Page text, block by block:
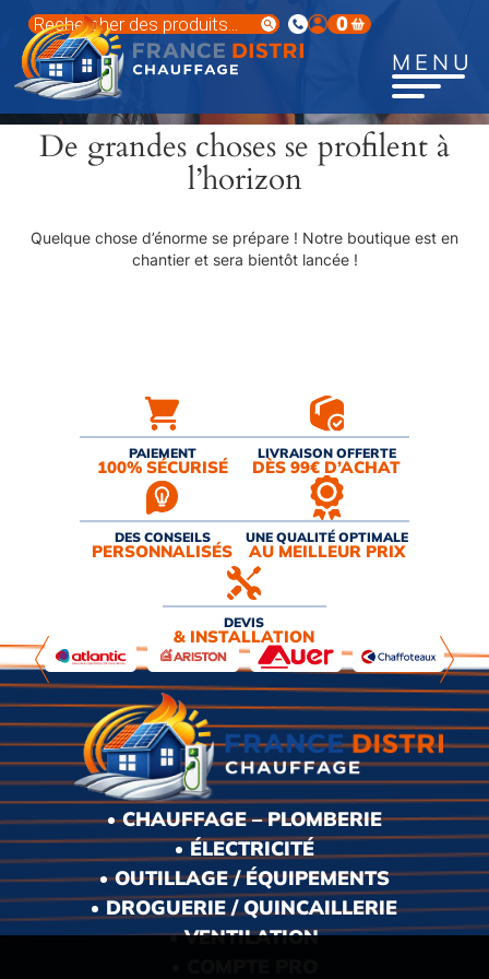
contenu
principal
Recherche
de
produits
0
MENU
De grandes choses se profilent à
l’horizon
Quelque chose d’énorme se prépare ! Notre boutique est en
chantier et sera bientôt lancée !
PAIEMENT
100% SÉCURISÉ
LIVRAISON OFFERTE
DÈS 99€ D’ACHAT
DES CONSEILS
PERSONNALISÉS
UNE QUALITÉ OPTIMALE
AU MEILLEUR PRIX
DEVIS
& INSTALLATION
CHAUFFAGE – PLOMBERIE
ÉLECTRICITÉ
OUTILLAGE / ÉQUIPEMENTS
DROGUERIE / QUINCAILLERIE
VENTILATION